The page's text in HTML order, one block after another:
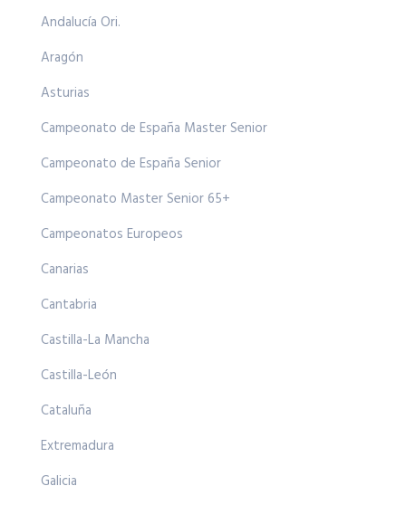
Andalucía Ori.
Aragón
Asturias
Campeonato de España Master Senior
Campeonato de España Senior
Campeonato Master Senior 65+
Campeonatos Europeos
Canarias
Cantabria
Castilla-La Mancha
Castilla-León
Cataluña
Extremadura
Galicia